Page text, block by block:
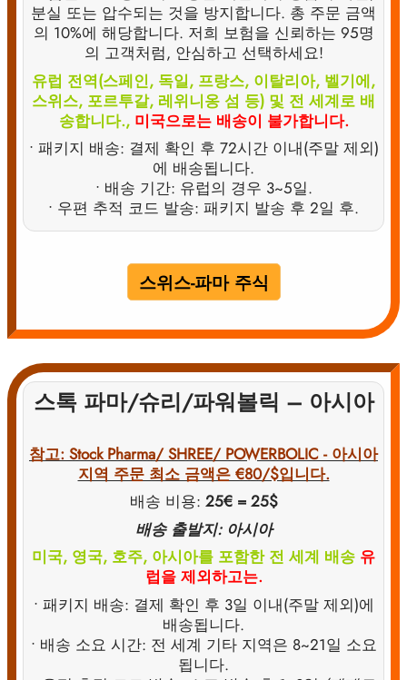
분실 또는 압수되는 것을 방지합니다. 총 주문 금액
의 10%에 해당합니다. 저희 보험을 신뢰하는 95명
의 고객처럼, 안심하고 선택하세요!
유럽 전역(스페인, 독일, 프랑스, 이탈리아, 벨기에,
스위스, 포르투갈, 레위니옹 섬 등) 및 전 세계로 배
송합니다., 미국으로는 배송이 불가합니다.
• 패키지 배송: 결제 확인 후 72시간 이내(주말 제외)
에 배송됩니다.
• 배송 기간: 유럽의 경우 3~5일.
• 우편 추적 코드 발송: 패키지 발송 후 2일 후.
스위스-파마 주식
스톡 파마/슈리/파워볼릭 – 아시아
참고: Stock Pharma/ SHREE/ POWERBOLIC - 아시아
지역 주문 최소 금액은 €80/$입니다.
배송 비용: 25€ = 25$
배송 출발지: 아시아
미국, 영국, 호주, 아시아를 포함한 전 세계 배송 유
럽을 제외하고는.
• 패키지 배송: 결제 확인 후 3일 이내(주말 제외)에
배송됩니다.
• 배송 소요 시간: 전 세계 기타 지역은 8~21일 소요
됩니다.